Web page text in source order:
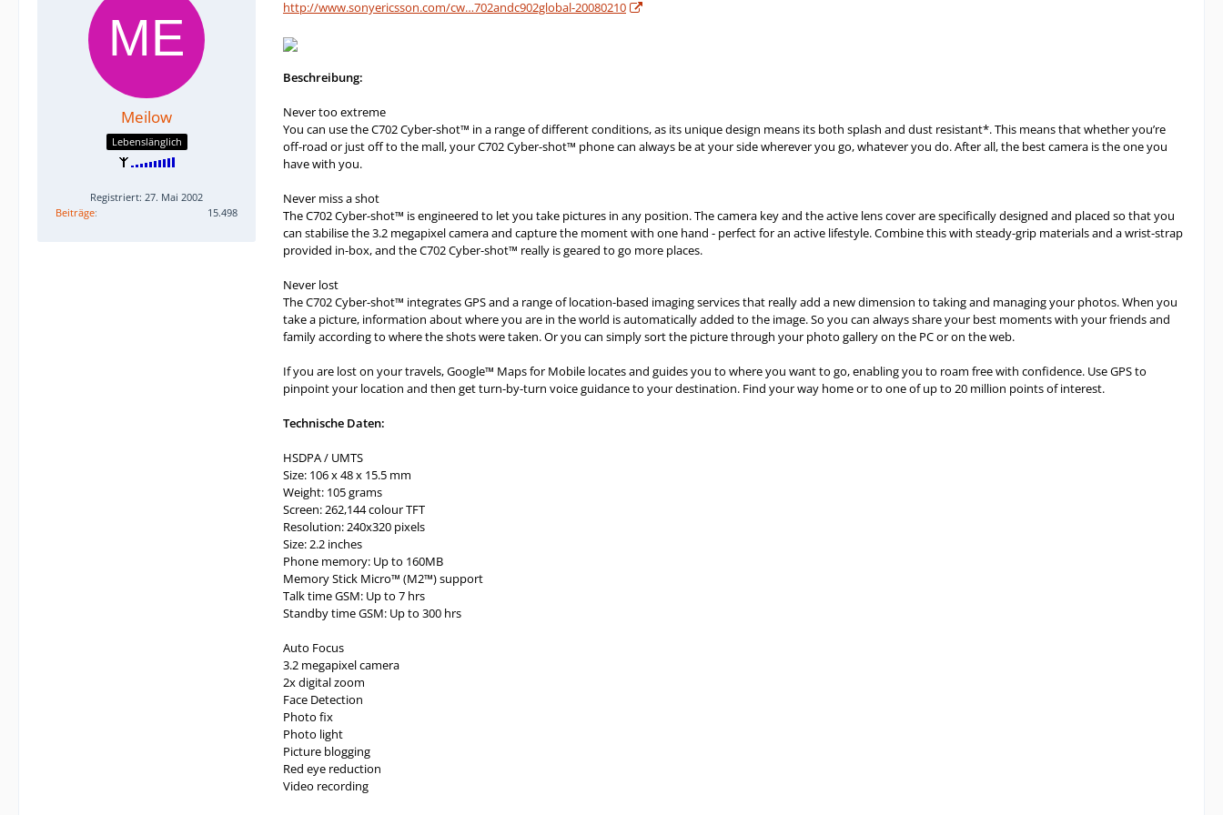
Meilow
Lebenslänglich
Registriert: 27. Mai 2002
Beiträge
15.498
http://www.sonyericsson.com/cw…702andc902global-20080210
Beschreibung:
Never too extreme
You can use the C702 Cyber-shot™ in a range of different conditions, as its unique design means its both splash and dust resistant*. This means that whether you’re
off-road or just off to the mall, your C702 Cyber-shot™ phone can always be at your side wherever you go, whatever you do. After all, the best camera is the one you
have with you.
Never miss a shot
The C702 Cyber-shot™ is engineered to let you take pictures in any position. The camera key and the active lens cover are specifically designed and placed so that you
can stabilise the 3.2 megapixel camera and capture the moment with one hand - perfect for an active lifestyle. Combine this with steady-grip materials and a wrist-strap
provided in-box, and the C702 Cyber-shot™ really is geared to go more places.
Never lost
The C702 Cyber-shot™ integrates GPS and a range of location-based imaging services that really add a new dimension to taking and managing your photos. When you
take a picture, information about where you are in the world is automatically added to the image. So you can always share your best moments with your friends and
family according to where the shots were taken. Or you can simply sort the picture through your photo gallery on the PC or on the web.
If you are lost on your travels, Google™ Maps for Mobile locates and guides you to where you want to go, enabling you to roam free with confidence. Use GPS to
pinpoint your location and then get turn-by-turn voice guidance to your destination. Find your way home or to one of up to 20 million points of interest.
Technische Daten:
HSDPA / UMTS
Size: 106 x 48 x 15.5 mm
Weight: 105 grams
Screen: 262,144 colour TFT
Resolution: 240x320 pixels
Size: 2.2 inches
Phone memory: Up to 160MB
Memory Stick Micro™ (M2™) support
Talk time GSM: Up to 7 hrs
Standby time GSM: Up to 300 hrs
Auto Focus
3.2 megapixel camera
2x digital zoom
Face Detection
Photo fix
Photo light
Picture blogging
Red eye reduction
Video recording